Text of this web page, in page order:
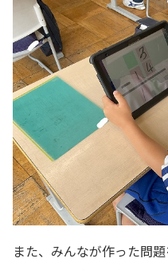
また、みんなが作った問